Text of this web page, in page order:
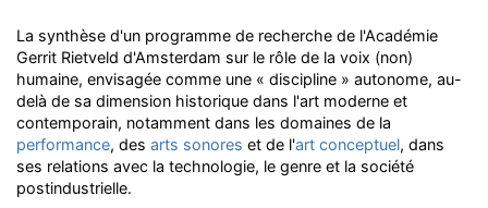
La synthèse d'un programme de recherche de l'Académie
Gerrit Rietveld d'Amsterdam sur le rôle de la voix (non)
humaine, envisagée comme une « discipline » autonome, au-
delà de sa dimension historique dans l'art moderne et
contemporain, notamment dans les domaines de la
performance, des arts sonores et de l'art conceptuel, dans
ses relations avec la technologie, le genre et la société
postindustrielle.